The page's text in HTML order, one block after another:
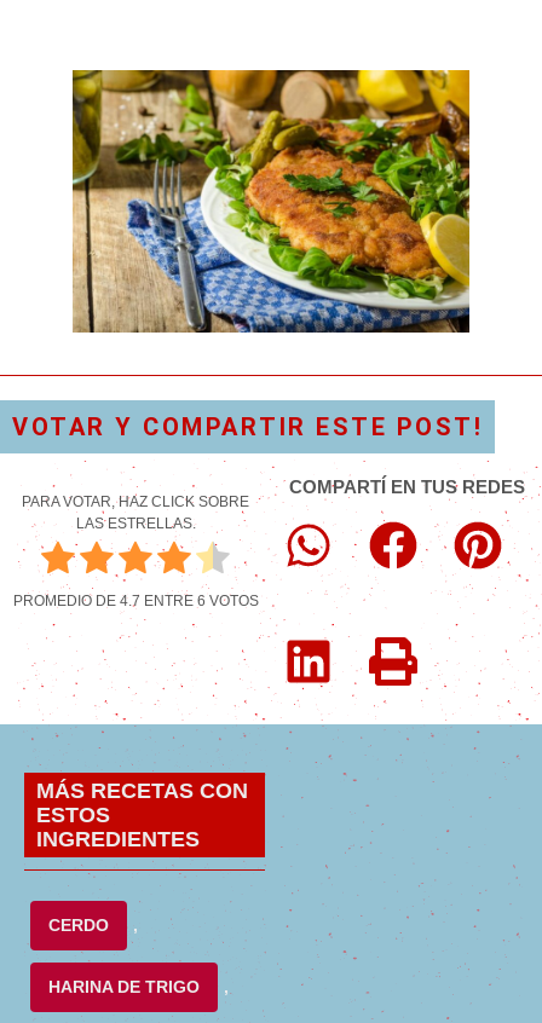
VOTAR Y COMPARTIR ESTE POST!
PARA VOTAR, HAZ CLICK SOBRE
LAS ESTRELLAS.
PROMEDIO DE 4.7 ENTRE 6 VOTOS
COMPARTÍ EN TUS REDES
MÁS RECETAS CON
ESTOS
INGREDIENTES
CERDO ,
HARINA DE TRIGO ,